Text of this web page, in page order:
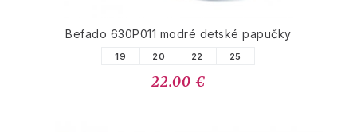
Befado 630P011 modré detské papučky
19 20 22 25
22.00 €